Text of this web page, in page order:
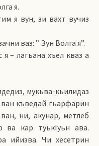
я.
я вун, зи вахт вучиз
ваз: ” Зун Волга я”.
– лагьана хъел кваз а
мукьва-кьилидаз
къведай гьарфарин
ни, акунар, метлеб
ва кар туькIуьн ава.
ийизва. Чи хесетрин